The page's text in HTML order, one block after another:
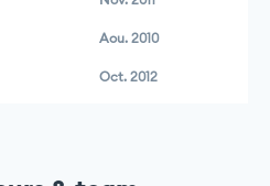
Aou. 2010
Oct. 2012